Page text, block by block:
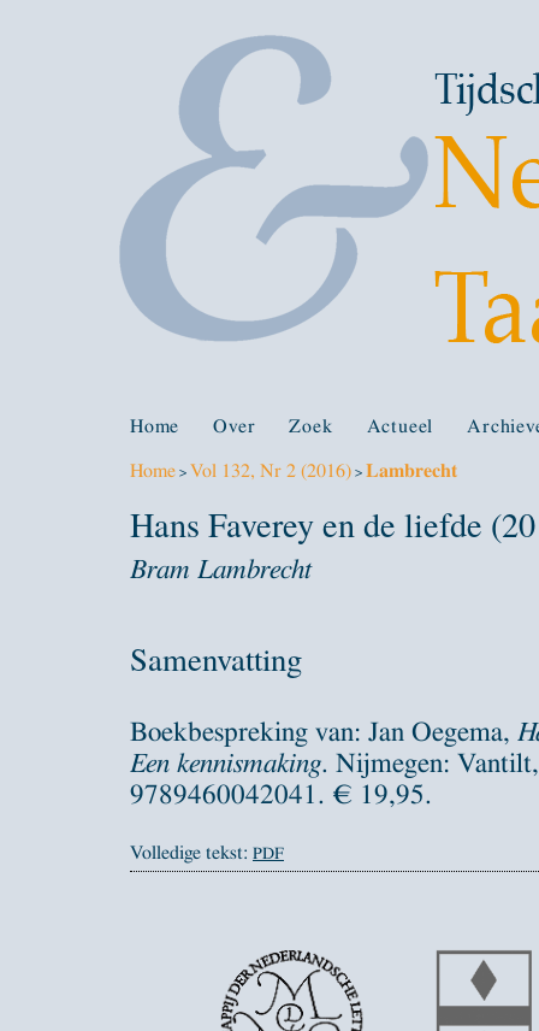
Home Over Zoek Actueel
Home > Vol 132, Nr 2 (2016) > Lambrecht
Hans Faverey en de liefde
Bram Lambrecht
Samenvatting
Boekbespreking van: Jan Oegema,
Een kennismaking. Nijmegen:
9789460042041. € 19,95.
Volledige tekst: PDF